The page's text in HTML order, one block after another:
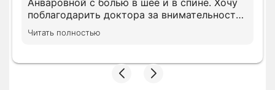
поблагодарить доктора за внимательность.
На приеме доктор посмотрела имеющуюся
диагностику и дала свой комментарий.
Доктор осмотрела меня полностью и
методом польпации. Доназначила
Читать полностью